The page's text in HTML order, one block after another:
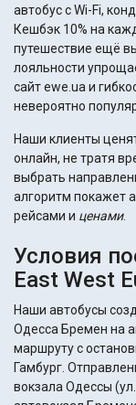
автобус с Wi-Fi,
Кешбэк 10% на
путешествие ещё
лояльности
сайт ewe.ua и
невероятно
Наши клиенты
онлайн, не тратя
выбрать
алгоритм покажет
рейсами и ценами.
Условия
East West
Наши автобусы
Одесса Бремен на
маршруту с
Гамбург.
вокзала Одессы